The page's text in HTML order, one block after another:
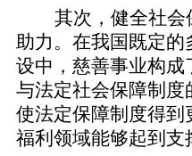
其次，健全社
助力。在我国既定
设中，慈善事业构
与法定社会保障制
使法定保障制度得
福利领域能够起到支